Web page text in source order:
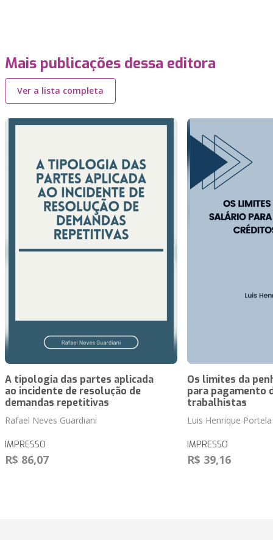
Mais publicações dessa editora
Ver a lista completa
A tipologia das partes aplicada
ao incidente de resolução de
demandas repetitivas
Rafael Neves Guardiani
IMPRESSO
R$ 86,07
Os limites da
para pagamento
trabalhistas
Luis Henrique
IMPRESSO
R$ 39,16